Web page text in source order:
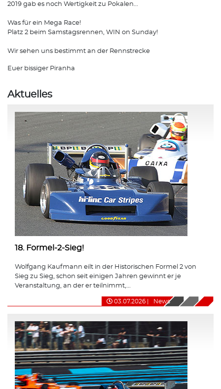
2019 gab es noch Wertigkeit zu Pokalen...
Was für ein Mega Race!
Platz 2 beim Samstagsrennen, WIN on Sunday!
Wir sehen uns bestimmt an der Rennstrecke
Euer bissiger Piranha
Aktuelles
18. Formel-2-Sieg!
Wolfgang Kaufmann eilt in der Historischen Formel 2 von
Sieg zu Sieg, schon seit einigen Jahren gewinnt er je
Veranstaltung, an der er teilnimmt,...
03.07.2026 News